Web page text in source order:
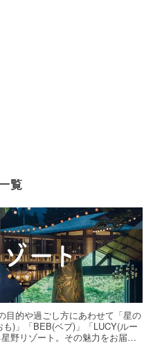
覧
目的や過ごし方にあわせて「星の
)」「BEB(ベブ)」「LUCY(ルー
野リゾート。その魅力をお届け